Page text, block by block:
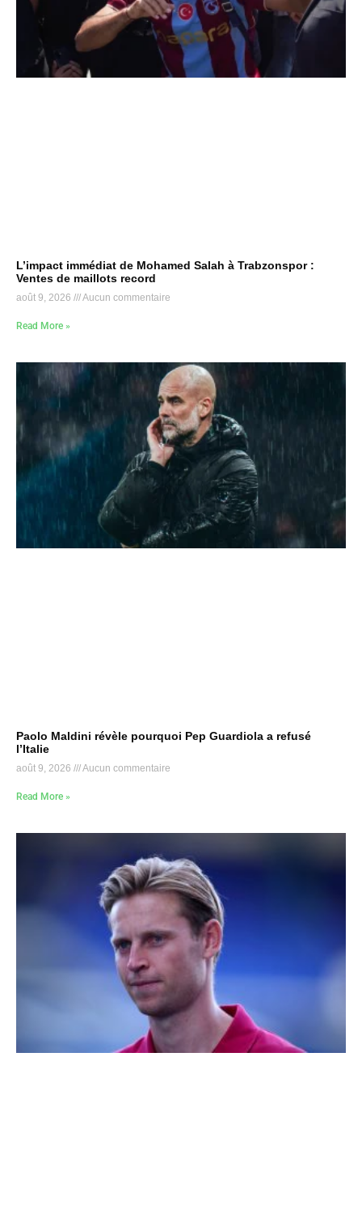
L’impact immédiat de Mohamed Salah à Trabzonspor :
Ventes de maillots record
août 9, 2026 Aucun commentaire
Read More »
Paolo Maldini révèle pourquoi Pep Guardiola a refusé
l’Italie
août 9, 2026 Aucun commentaire
Read More »